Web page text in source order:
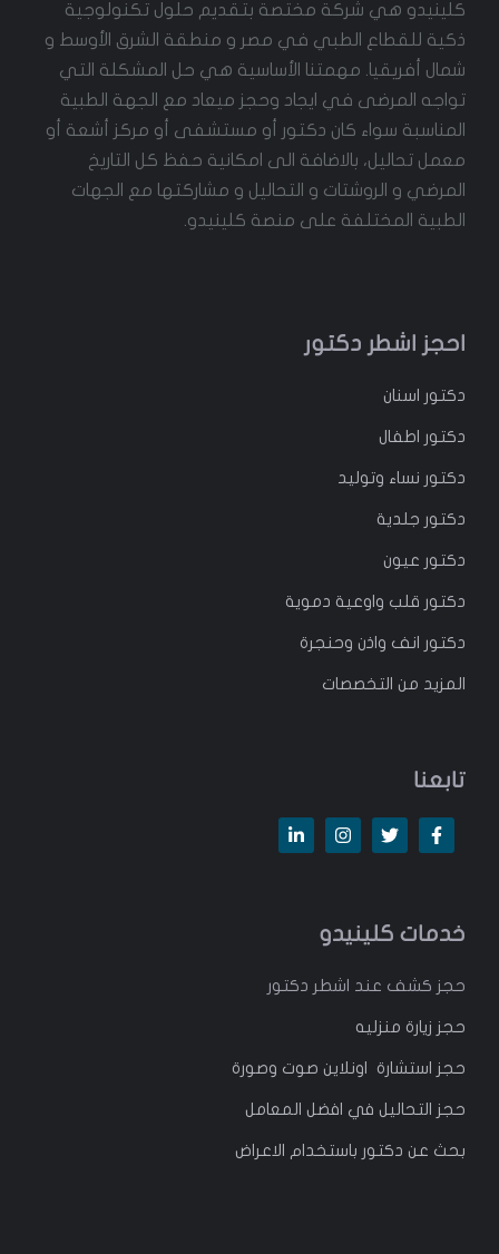
كلينيدو هي شركة مختصة بتقديم حلول تكنولوجية
ذكية للقطاع الطبي في مصر و منطقة الشرق الأوسط و
شمال أفريقيا. مهمتنا الأساسية هي حل المشكلة التي
تواجه المرضى في ايجاد وحجز ميعاد مع الجهة الطبية
المناسبة سواء كان دكتور أو مستشفى أو مركز أشعة أو
معمل تحاليل، بالاضافة الى امكانية حفظ كل التاريخ
المرضي و الروشتات و التحاليل و مشاركتها مع الجهات
الطبية المختلفة على منصة كلينيدو.
احجز اشطر دكتور
دكتوراسنان
دكتوراطفال
دكتورنساء وتوليد
دكتور جلدية
دكتور عيون
دكتور قلب واوعية دموية
دكتور انف واذن وحنجرة
المزيد من التخصصات
تابعنا
خدمات كلينيدو
حجز كشف عند اشطر دكتور
حجز زيارة منزليه
حجز استشارة اونلاين صوت وصورة
حجز التحاليل في افضل المعامل
بحث عن دكتور باستخدام الاعراض